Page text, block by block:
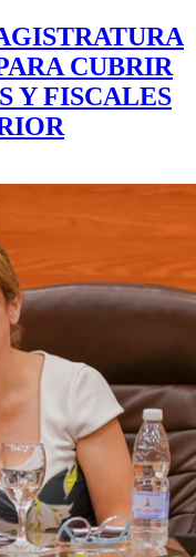
CUBRIR
Y FISCALES